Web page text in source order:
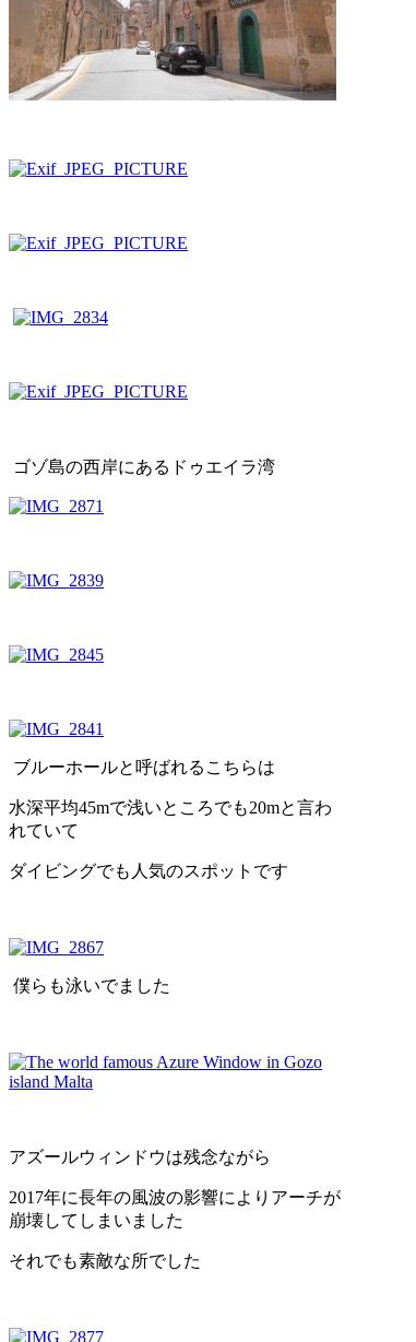
ゴゾ島の西岸にあるドゥエイラ湾
ブルーホールと呼ばれるこちらは
水深平均45mで浅いところでも20mと言わ
れていて
ダイビングでも人気のスポットです
僕らも泳いでました
アズールウィンドウは残念ながら
2017年に長年の風波の影響によりアーチが
崩壊してしまいました
それでも素敵な所でした